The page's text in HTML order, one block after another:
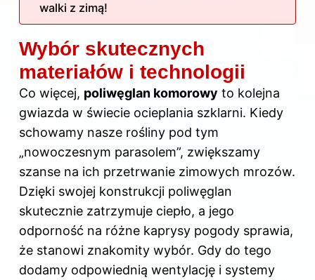
walki z zimą!
Wybór skutecznych
materiałów i technologii
Co więcej, poliwęglan komorowy to kolejna
gwiazda w świecie ocieplania szklarni. Kiedy
schowamy nasze rośliny pod tym
„nowoczesnym parasolem”, zwiększamy
szanse na ich przetrwanie zimowych mrozów.
Dzięki swojej konstrukcji poliwęglan
skutecznie zatrzymuje ciepło, a jego
odporność na różne kaprysy pogody sprawia,
że stanowi znakomity wybór. Gdy do tego
dodamy odpowiednią wentylację i systemy